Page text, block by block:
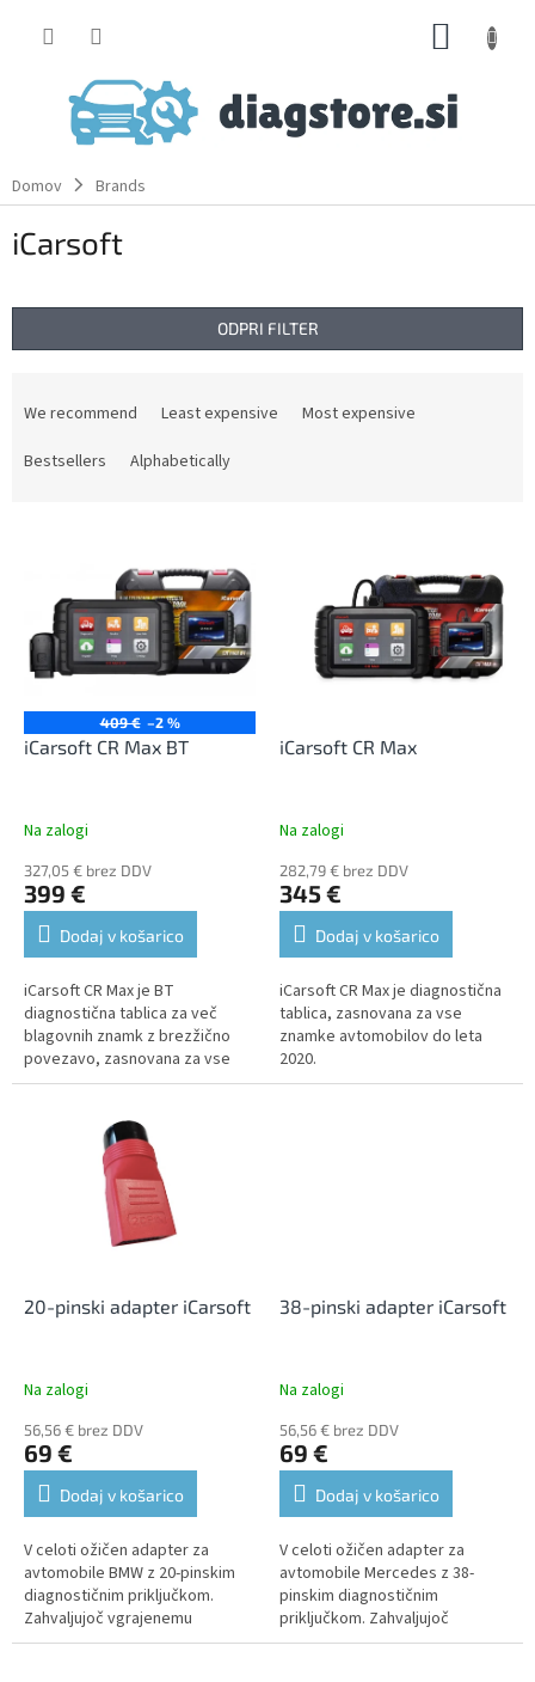
Domov Brands
iCarsoft
ODPRI FILTER
We recommend Least expensive
Most expensive
Bestsellers
Alphabetically
409 € –2 %
iCarsoft CR Max BT
Na zalogi
327,05 € brez DDV
399 €
Dodaj v košarico
iCarsoft CR Max je BT
diagnostična tablica za več
blagovnih znamk z brezžično
povezavo, zasnovana za vse
avtomobile do leta 2020.
iCarsoft CR Max
Na zalogi
282,79 € brez DDV
345 €
Dodaj v košarico
iCarsoft CR Max je diagnostična
tablica, zasnovana za vse
znamke avtomobilov do leta
2020.
20-pinski adapter iCarsoft
Na zalogi
56,56 € brez DDV
69 €
Dodaj v košarico
V celoti ožičen adapter za
avtomobile BMW z 20-pinskim
diagnostičnim priključkom.
Zahvaljujoč vgrajenemu
multiplekserju je mogoče
38-pinski adapter iCarsoft
Na zalogi
56,56 € brez DDV
69 €
Dodaj v košarico
V celoti ožičen adapter za
avtomobile Mercedes z 38-
pinskim diagnostičnim
priključkom. Zahvaljujoč
vgrajenemu multiplekserju je